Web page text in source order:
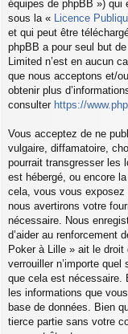
équipes de phpBB ») qui
sous la « Licence
et qui peut être
phpBB a pour seul but
Limited n’est en aucun
que nous acceptons et/
obtenir plus
consulter https://
Vous acceptez de ne
vulgaire, diffamatoire,
pourrait transgresser les
est hébergé, ou encore
cela, vous vous exposez
nous avertirons votre
nécessaire. Nous
d’aider au renforcement
Poker à Lille » ait le droit
verrouiller n’importe
que cela est nécessaire.
les informations que
base de données. Bien
tierce partie sans votre